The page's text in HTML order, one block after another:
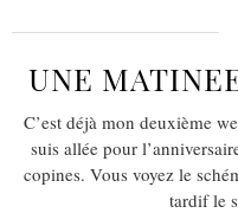
UNE
C’est déjà mon deuxième
suis allée pour
copines. Vous voyez le
tardif le